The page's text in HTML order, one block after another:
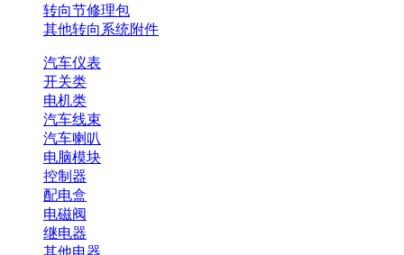
转向节修理包
其他转向系统附件
汽车仪表
开关类
电机类
汽车线束
汽车喇叭
电脑模块
控制器
配电盒
电磁阀
继电器
其他电器